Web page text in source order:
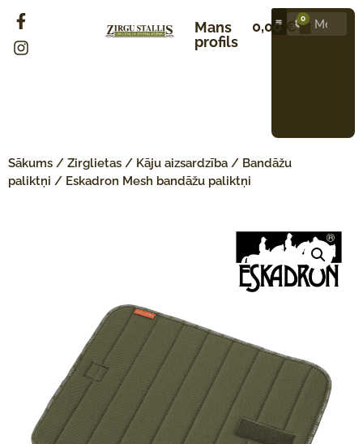
Mans
profils
0,00 € 0
Sākums / Zirglietas / Kāju aizsardzība / Bandāžu
paliktņi / Eskadron Mesh bandāžu paliktņi